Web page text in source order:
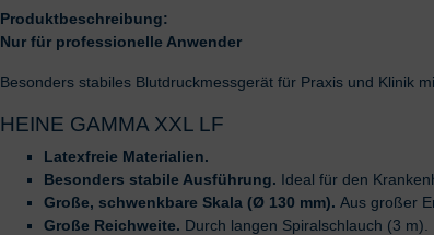
Produktbeschreibung:
Nur für professionelle Anwender
Besonders stabiles Blutdruckmessgerät für Praxis und Klinik
HEINE GAMMA XXL LF
Latexfreie Materialien.
Besonders stabile Ausführung. Ideal für den
Große, schwenkbare Skala (Ø 130 mm). Aus großer
Große Reichweite. Durch langen Spiralschlauch (3 m).